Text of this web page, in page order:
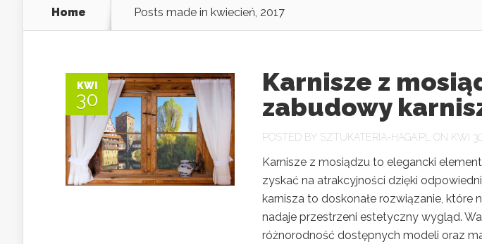
Home Posts made in kwiecień, 2017
KWI
30
Karnisze z
zabudowy
POSTED BY SZTUKATERIA-HAGA.PL ON KWI
Karnisze z mosiądzu to elegancki
zyskać na atrakcyjności dzięki
karnisza to doskonałe rozwiązanie, które
nadaje przestrzeni estetyczny wygląd.
różnorodność dostępnych modeli oraz